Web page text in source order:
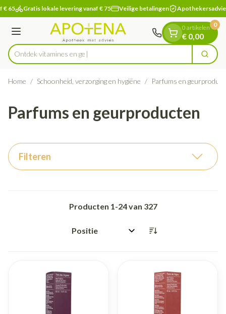
Ga naar de inhoud
1 van 1
65 Gratis lokale levering vanaf € 75 Veilige betalingen Apothekersadvies
Menu
Product, merk, categorie...
Ontdek vitamines en gezondheidsb Zoek
0 artikelen
€ 0,00
0
Home / Schoonheid, verzorging en hygiëne / Parfums en
Parfums en geurproducten
Filteren
Producten 1-24van 327
Sorteer op: